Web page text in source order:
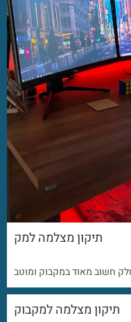
תיקון מצלמה למק
תיקון מצלמה למקבוק